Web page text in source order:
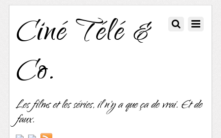
Ciné Télé &
Co.
Les films et les séries, il n'y a que ça de vrai. Et de
faux.